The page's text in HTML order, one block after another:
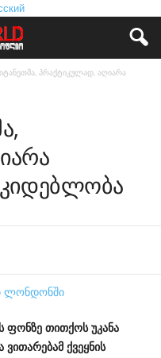
პრაქტიკულად, აღიარა
ფონზე თითქოს უკანა
ვითარებამ ქვეყნის